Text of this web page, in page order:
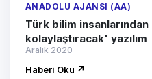
ANADOLU AJANSI (AA)
Türk bilim
kolaylaştıracak' yazılım
Aralık 2020
Haberi Oku ↗